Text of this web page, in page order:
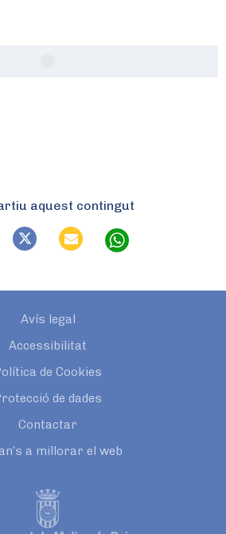
aquest contingut
Avís legal
Accessibilitat
de Cookies
de dades
Contactar
a millorar el web